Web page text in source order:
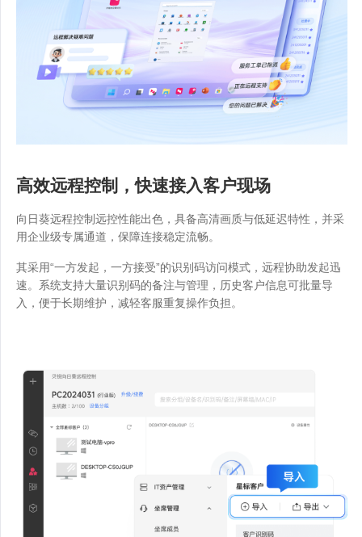
高效远程控制，快速接入客户现场
向日葵远程控制远控性能出色，具备高清画质与低延迟特性，并采
用企业级专属通道，保障连接稳定流畅。
其采用“一方发起，一方接受”的识别码访问模式，远程协助发起迅
速。系统支持大量识别码的备注与管理，历史客户信息可批量导
入，便于长期维护，减轻客服重复操作负担。